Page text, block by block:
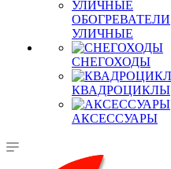
ОБОГРЕВАТЕЛИ
УЛИЧНЫЕ
СНЕГОХОДЫ
КВАДРОЦИКЛЫ
АКСЕССУАРЫ